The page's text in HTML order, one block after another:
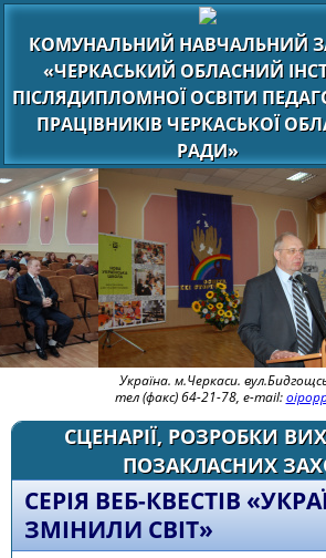
КОМУНАЛЬНИЙ НАВЧАЛЬНИЙ
«ЧЕРКАСЬКИЙ ОБЛАСНИЙ
ПІСЛЯДИПЛОМНОЇ ОСВІТИ
ПРАЦІВНИКІВ ЧЕРКАСЬКОЇ
РАДИ»
Україна. м.Черкаси.
тел (факс) 64-21-78, e-mail:
СЦЕНАРІЇ, РОЗРОБКИ
ПОЗАКЛАСНИХ
СЕРІЯ ВЕБ-КВЕСТІВ
ЗМІНИЛИ СВІТ»